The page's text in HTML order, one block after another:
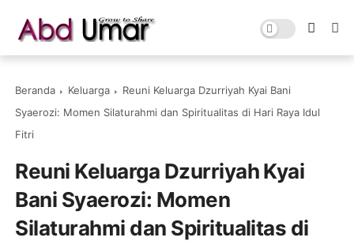
Beranda Keluarga
Reuni Keluarga Dzurriyah Kyai Bani
Syaerozi: Momen Silaturahmi dan Spiritualitas di Hari Raya Idul
Fitri
Reuni Keluarga Dzurriyah Kyai
Bani Syaerozi: Momen
Silaturahmi dan Spiritualitas di